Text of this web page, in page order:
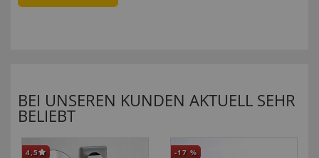
BEI UNSEREN KUNDEN AKTUELL SEHR
BELIEBT
4,5 -17 %